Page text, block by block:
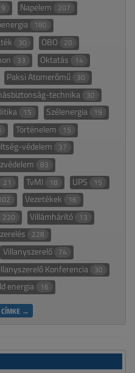
Napelem 207
180
30 OBO 20
33 Oktatás 14
Paksi Atomerőmű 30
technika 30
15 Szélenergia 19
Történelem 15
védelem 37
83
21 TvMI 18 UPS 15
Vezetékek 16
220 Villámhárító 13
228
Villanyszerelő 74
Konferencia 30
energia 16
CÍMKE →